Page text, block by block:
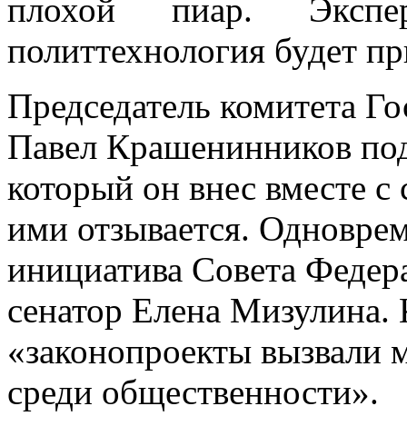
плохой пиар.
политтехнология будет
Председатель комитета
Павел Крашенинников
который он внес вместе
ими отзывается.
инициатива Совета
сенатор Елена
«законопроекты вызвали
среди общественности».